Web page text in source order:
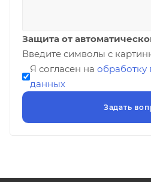
Защита от
Введите символы с
Я согласен на обработку
данных